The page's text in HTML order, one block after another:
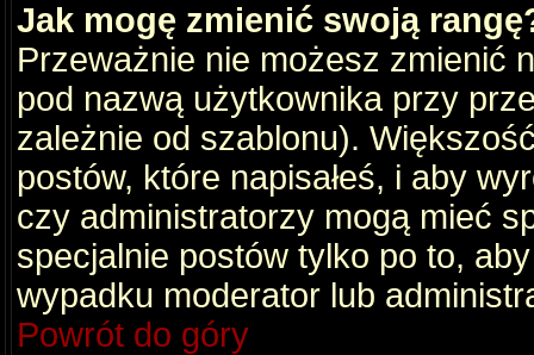
Jak mogę zmienić swoją
Przeważnie nie możesz zmienić
pod nazwą użytkownika przy
zależnie od szablonu).
postów, które napisałeś, i aby
czy administratorzy mogą mieć
specjalnie postów tylko po to,
wypadku moderator lub
Powrót do góry